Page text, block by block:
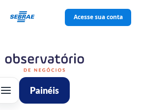
Acesse sua conta
Painéis